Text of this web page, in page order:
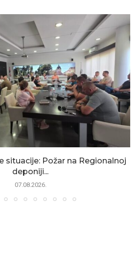
situacije: Požar na Regionalnoj
deponiji...
07.08.2026.